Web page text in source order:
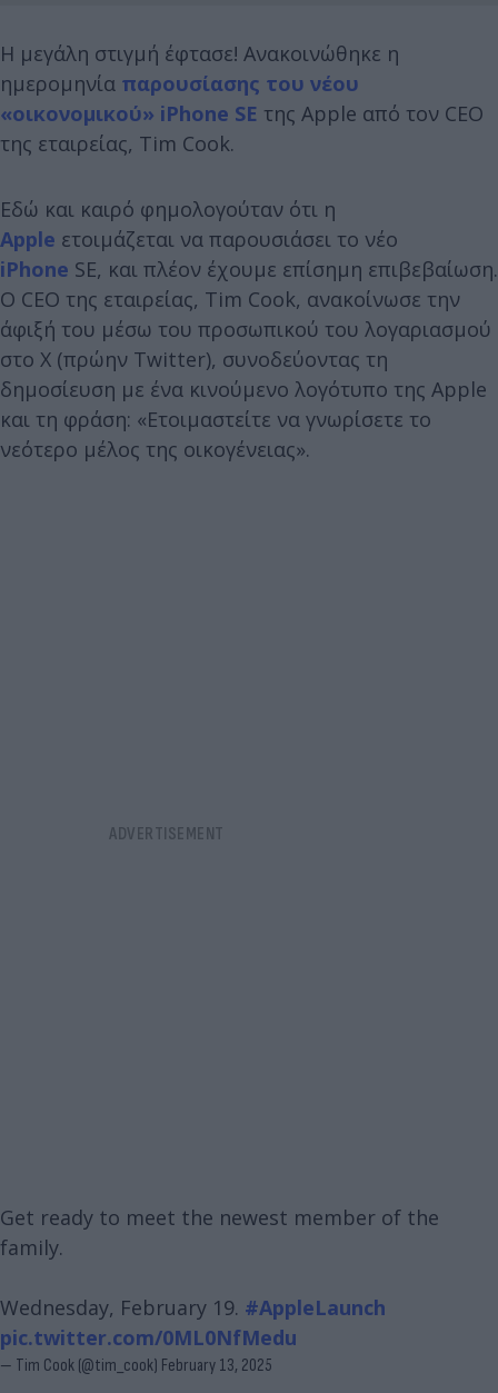
Η μεγάλη στιγμή έφτασε! Ανακοινώθηκε η
ημερομηνία παρουσίασης του νέου
«οικονομικού» iPhone SE της Apple από τον CEO
της εταιρείας, Tim Cook.
Εδώ και καιρό φημολογούταν ότι η
Apple ετοιμάζεται να παρουσιάσει το νέο
iPhone SE, και πλέον έχουμε επίσημη επιβεβαίωση.
Ο CEO της εταιρείας, Tim Cook, ανακοίνωσε την
άφιξή του μέσω του προσωπικού του λογαριασμού
στο X (πρώην Twitter), συνοδεύοντας τη
δημοσίευση με ένα κινούμενο λογότυπο της Apple
και τη φράση: «Ετοιμαστείτε να γνωρίσετε το
νεότερο μέλος της οικογένειας».
Get ready to meet the newest member of the
family.
Wednesday, February 19. #AppleLaunch
pic.twitter.com/0ML0NfMedu
— Tim Cook (@tim_cook) February 13, 2025